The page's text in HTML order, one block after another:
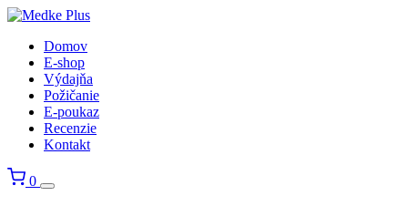
Domov
E-shop
Výdajňa
Požičanie
E-poukaz
Recenzie
Kontakt
0